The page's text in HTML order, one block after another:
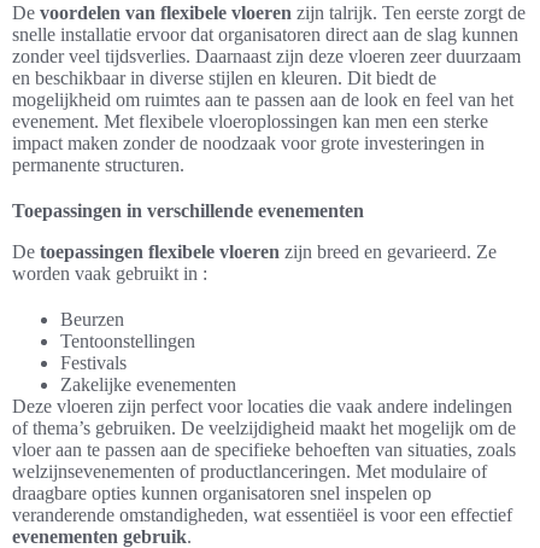
De voordelen van flexibele vloeren zijn talrijk. Ten eerste zorgt de
snelle installatie ervoor dat organisatoren direct aan de slag kunnen
zonder veel tijdsverlies. Daarnaast zijn deze vloeren zeer duurzaam
en beschikbaar in diverse stijlen en kleuren. Dit biedt de
mogelijkheid om ruimtes aan te passen aan de look en feel van het
evenement. Met flexibele vloeroplossingen kan men een sterke
impact maken zonder de noodzaak voor grote investeringen in
permanente structuren.
Toepassingen in verschillende evenementen
De toepassingen flexibele vloeren zijn breed en gevarieerd. Ze
worden vaak gebruikt in :
Beurzen
Tentoonstellingen
Festivals
Zakelijke evenementen
Deze vloeren zijn perfect voor locaties die vaak andere indelingen
of thema’s gebruiken. De veelzijdigheid maakt het mogelijk om de
vloer aan te passen aan de specifieke behoeften van situaties, zoals
welzijnsevenementen of productlanceringen. Met modulaire of
draagbare opties kunnen organisatoren snel inspelen op
veranderende omstandigheden, wat essentiëel is voor een effectief
evenementen gebruik.